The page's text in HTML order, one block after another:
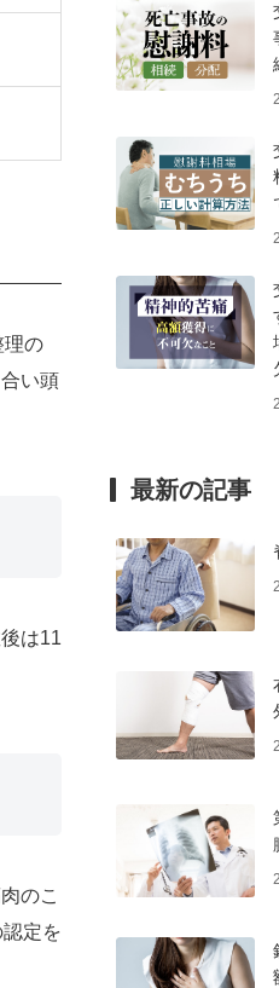
理の
い頭
は11
のこ
定を
最新の記事